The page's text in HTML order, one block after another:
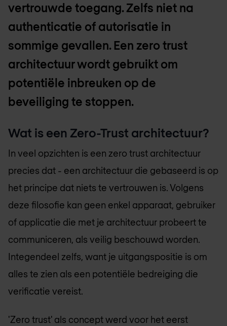
vertrouwde toegang. Zelfs niet na
authenticatie of autorisatie in
sommige gevallen. Een zero trust
architectuur wordt gebruikt om
potentiële inbreuken op de
beveiliging te stoppen.
Wat is een Zero-Trust architectuur?
In veel opzichten is een zero trust architectuur
precies dat - een architectuur die gebaseerd is op
het principe dat niets te vertrouwen is. Volgens
deze filosofie kan geen enkel apparaat, gebruiker
of applicatie die met je architectuur probeert te
communiceren, als veilig beschouwd worden.
Integendeel zelfs, want je uitgangspositie is om
alles te zien als een potentiële bedreiging die
verificatie vereist.
'Zero trust' als concept werd voor het eerst